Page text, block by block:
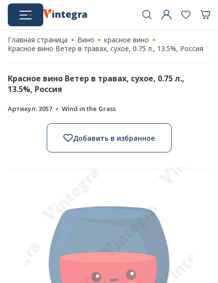
Главная страница Вино
красное вино
Красное вино Ветер в травах, сухое, 0.75 л., 13.5%, Россия
Красное вино Ветер в травах, сухое, 0.75 л.,
13.5%, Россия
Артикул: 3057 Wind in the Grass
Добавить в избранное